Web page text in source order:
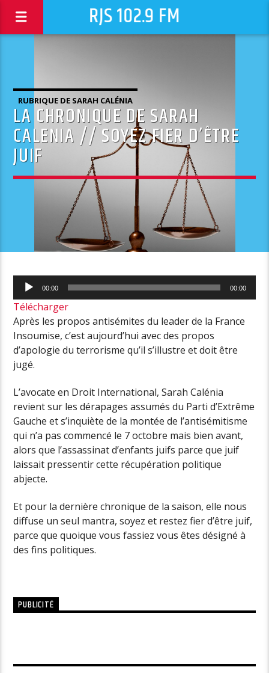
RJS 102.9 FM
RUBRIQUE DE SARAH CALÉNIA
LA CHRONIQUE DE SARAH
CALENIA // SOYEZ FIER D’ÊTRE
JUIF
Lecteur
audio
00:00 00:00
Télécharger
Après les propos antisémites du leader de la France
Insoumise, c’est aujourd’hui avec des propos
d’apologie du terrorisme qu’il s’illustre et doit être
jugé.
L’avocate en Droit International, Sarah Calénia
revient sur les dérapages assumés du Parti d’Extrême
Gauche et s’inquiète de la montée de l’antisémitisme
qui n’a pas commencé le 7 octobre mais bien avant,
alors que l’assassinat d’enfants juifs parce que juif
laissait pressentir cette récupération politique
abjecte.
Et pour la dernière chronique de la saison, elle nous
diffuse un seul mantra, soyez et restez fier d’être juif,
parce que quoique vous fassiez vous êtes désigné à
des fins politiques.
PUBLICITÉ